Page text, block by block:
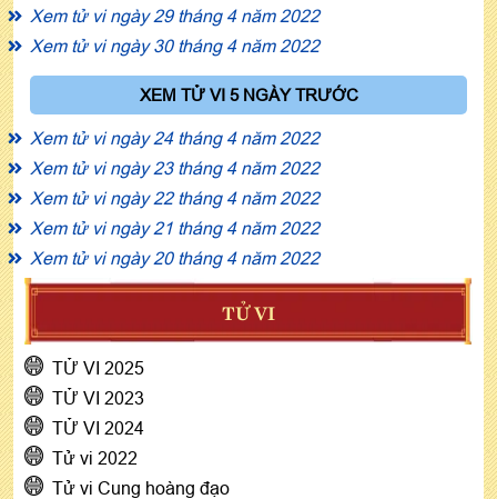
Xem tử vi ngày 29 tháng 4 năm 2022
Xem tử vi ngày 30 tháng 4 năm 2022
XEM TỬ VI 5 NGÀY TRƯỚC
Xem tử vi ngày 24 tháng 4 năm 2022
Xem tử vi ngày 23 tháng 4 năm 2022
Xem tử vi ngày 22 tháng 4 năm 2022
Xem tử vi ngày 21 tháng 4 năm 2022
Xem tử vi ngày 20 tháng 4 năm 2022
TỬ VI
TỬ VI 2025
TỬ VI 2023
TỬ VI 2024
Tử vi 2022
Tử vi Cung hoàng đạo